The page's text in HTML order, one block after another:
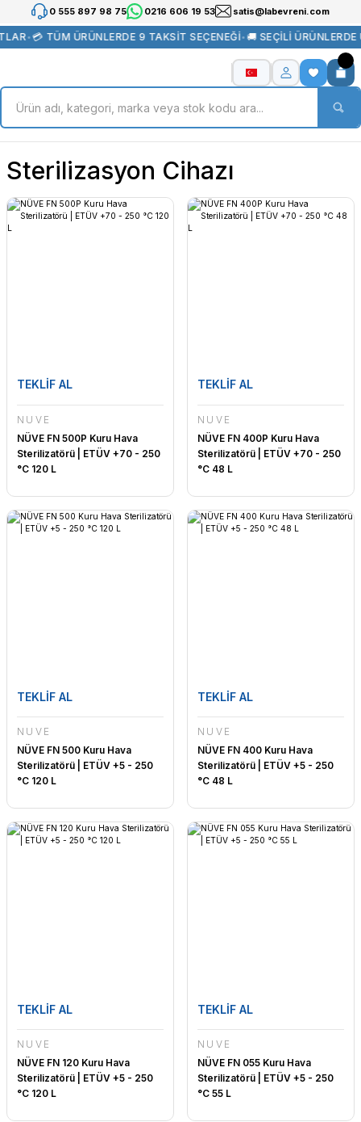
0 555 897 98 75 0216 606 19 53 satis@labevreni.com
•💳 TÜM ÜRÜNLERDE 9 TAKSİT SEÇENEĞİ•🚚 SEÇİLİ ÜRÜNLERDE
Sterilizasyon Cihazı
TEKLİF AL
NÜVE
NÜVE FN 500P Kuru Hava
Sterilizatörü | ETÜV +70 - 250
°C 120 L
TEKLİF AL
NÜVE
NÜVE FN 400P Kuru Hava
Sterilizatörü | ETÜV +70 - 250
°C 48 L
TEKLİF AL
NÜVE
NÜVE FN 500 Kuru Hava
Sterilizatörü | ETÜV +5 - 250
°C 120 L
TEKLİF AL
NÜVE
NÜVE FN 400 Kuru Hava
Sterilizatörü | ETÜV +5 - 250
°C 48 L
TEKLİF AL
NÜVE
NÜVE FN 120 Kuru Hava
Sterilizatörü | ETÜV +5 - 250
°C 120 L
TEKLİF AL
NÜVE
NÜVE FN 055 Kuru Hava
Sterilizatörü | ETÜV +5 - 250
°C 55 L